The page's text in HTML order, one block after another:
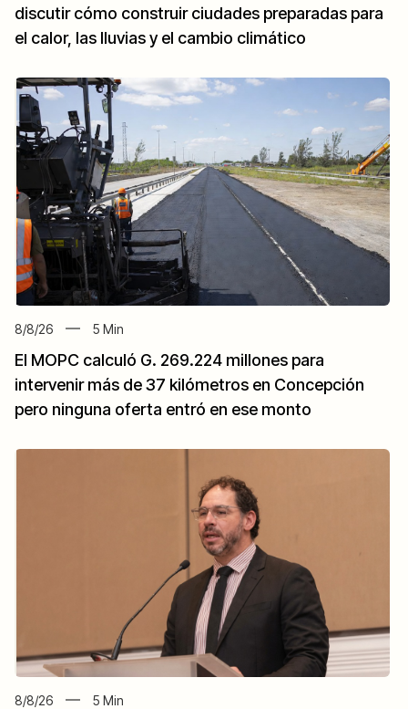
discutir cómo construir ciudades preparadas para
el calor, las lluvias y el cambio climático
8/8/26 5 Min
El MOPC calculó G. 269.224 millones para
intervenir más de 37 kilómetros en Concepción
pero ninguna oferta entró en ese monto
8/8/26 5 Min